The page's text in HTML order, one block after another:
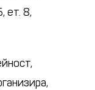
ет. 8,